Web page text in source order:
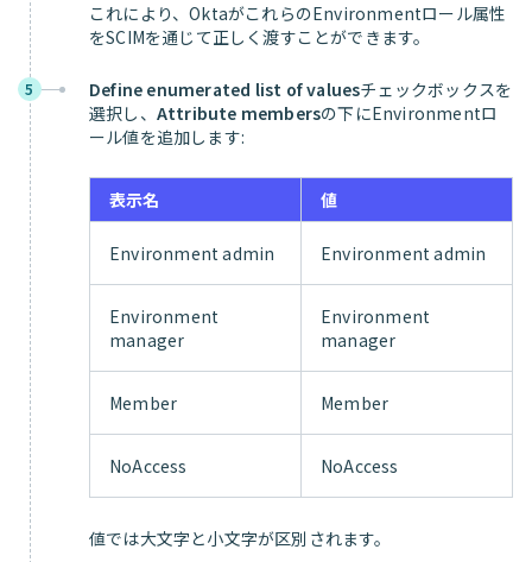
これにより、OktaがこれらのEnvironmentロール属性
をSCIMを通じて正しく渡すことができます。
5 Define enumerated list of valuesチェックボックスを
選択し、 Attribute membersの下にEnvironmentロ
ール値を追加します:
表示名 値
Environment admin Environment admin
Environment
manager
Environment
manager
Member Member
NoAccess NoAccess
値では大文字と小文字が区別されます。